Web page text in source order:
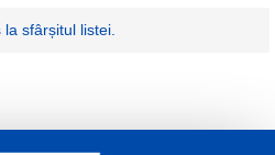
la sfârșitul listei.